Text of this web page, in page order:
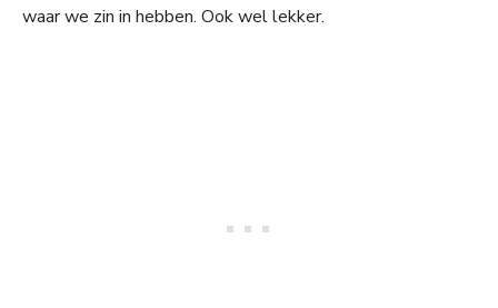
waar we zin in hebben. Ook wel lekker.